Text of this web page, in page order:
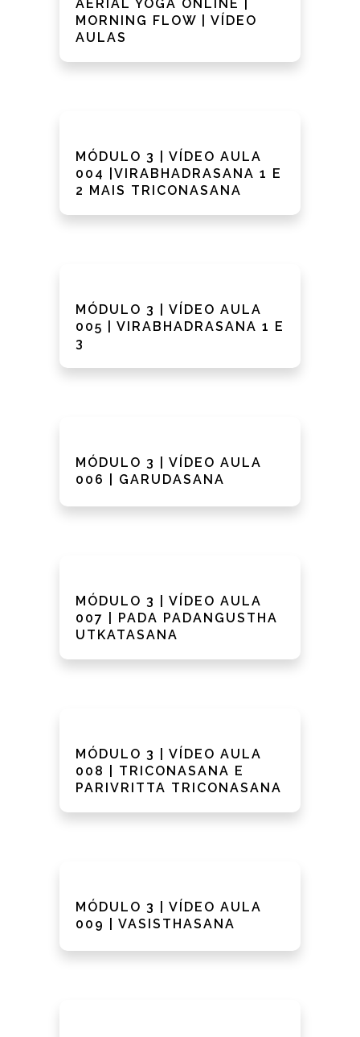
AERIAL YOGA ONLINE |
MORNING FLOW | VÍDEO
AULAS
MÓDULO 3 | VÍDEO AULA
004 |VIRABHADRASANA 1 E
2 MAIS TRICONASANA
MÓDULO 3 | VÍDEO AULA
005 | VIRABHADRASANA 1 E
3
MÓDULO 3 | VÍDEO AULA
006 | GARUDASANA
MÓDULO 3 | VÍDEO AULA
007 | PADA PADANGUSTHA
UTKATASANA
MÓDULO 3 | VÍDEO AULA
008 | TRICONASANA E
PARIVRITTA TRICONASANA
MÓDULO 3 | VÍDEO AULA
009 | VASISTHASANA